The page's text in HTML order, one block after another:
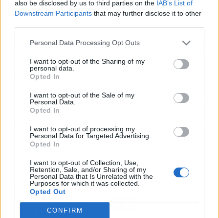
also be disclosed by us to third parties on the IAB’s List of
Downstream Participants that may further disclose it to other
Personal Data Processing Opt Outs
I want to opt-out of the Sharing of my
personal data.
Opted In
I want to opt-out of the Sale of my
Personal Data.
Opted In
I want to opt-out of processing my
Personal Data for Targeted Advertising.
Opted In
I want to opt-out of Collection, Use,
Retention, Sale, and/or Sharing of my
Personal Data that Is Unrelated with the
Purposes for which it was collected.
Opted Out
CONFIRM
mental y el espíritu competitivo de sus
participantes.
La figura de vinilo de la vaquilla, con sus quince
fiel de la mascota más carismática de 'El Grand
Prix del Verano'. Para los más pequeños y los
la vaquilla llega en dos tamaños (20 cm y 28 cm)
y está fabricado con relleno 100% reciclado. 'La
Vaquilla de Vinilo Dorada', estará disponible en
septiembre y los otros productos están ya a la
venta en grandes almacenes, hipermercados y
jugueterías especializadas de toda España.
Artículo anterior
'Anatomía de' revela el
motivo por el que Antena
Un gran secreto será